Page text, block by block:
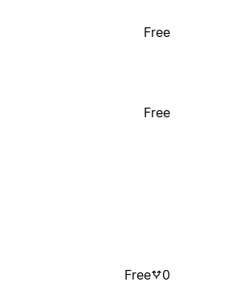
Free
Free
Free 0